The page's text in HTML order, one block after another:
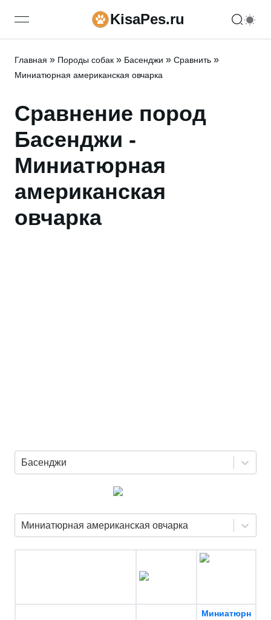
open navigation menuKisaPes.ru
Главная » Породы собак » Басенджи » Сравнить »
Миниатюрная американская овчарка
Сравнение пород
Басенджи -
Миниатюрная
американская
овчарка
Басенджи
Миниатюрная американская овчарка
Миниатюрн